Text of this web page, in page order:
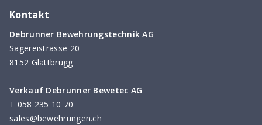
Kontakt
Debrunner Bewehrungstechnik AG
Sägereistrasse 20
8152 Glattbrugg
Verkauf Debrunner Bewetec AG
T 058 235 10 70
sales@bewehrungen.ch